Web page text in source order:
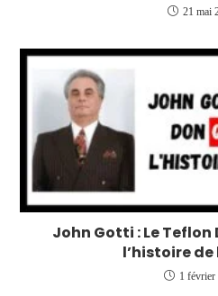
21 mai
John Gotti : Le
l’histoire
1 février